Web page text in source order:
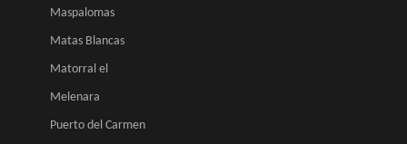
Maspalomas
Matas Blancas
Matorral el
Melenara
Puerto del Carmen